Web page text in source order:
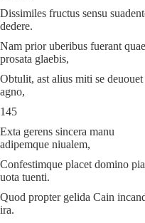
Dissimiles fructus sensu
dedere.
Nam prior uberibus fuerant quae
prosata glaebis,
Obtulit, ast alius miti se deuouet
agno,
145
Exta gerens sincera manu
adipemque niualem,
Confestimque placet domino pia
uota tuenti.
Quod propter gelida Cain
ira.